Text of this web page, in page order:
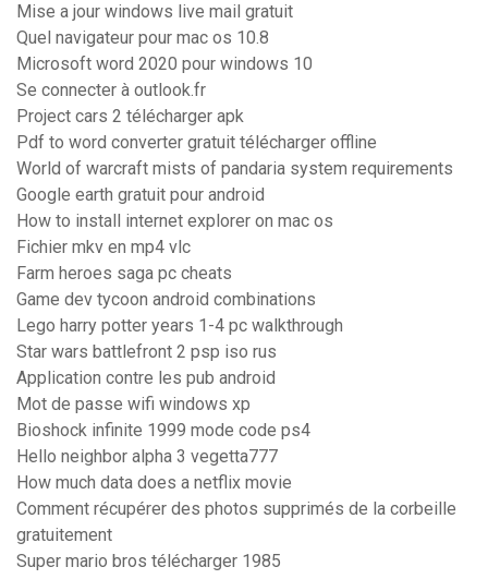
Mise a jour windows live mail gratuit
Quel navigateur pour mac os 10.8
Microsoft word 2020 pour windows 10
Se connecter à outlook.fr
Project cars 2 télécharger apk
Pdf to word converter gratuit télécharger offline
World of warcraft mists of pandaria system requirements
Google earth gratuit pour android
How to install internet explorer on mac os
Fichier mkv en mp4 vlc
Farm heroes saga pc cheats
Game dev tycoon android combinations
Lego harry potter years 1-4 pc walkthrough
Star wars battlefront 2 psp iso rus
Application contre les pub android
Mot de passe wifi windows xp
Bioshock infinite 1999 mode code ps4
Hello neighbor alpha 3 vegetta777
How much data does a netflix movie
Comment récupérer des photos supprimés de la corbeille
gratuitement
Super mario bros télécharger 1985